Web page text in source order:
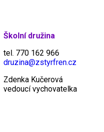
Školní družina
tel. 770 162 966
druzina@zstyrfren.cz
Zdenka Kučerová
vedoucí vychovatelka